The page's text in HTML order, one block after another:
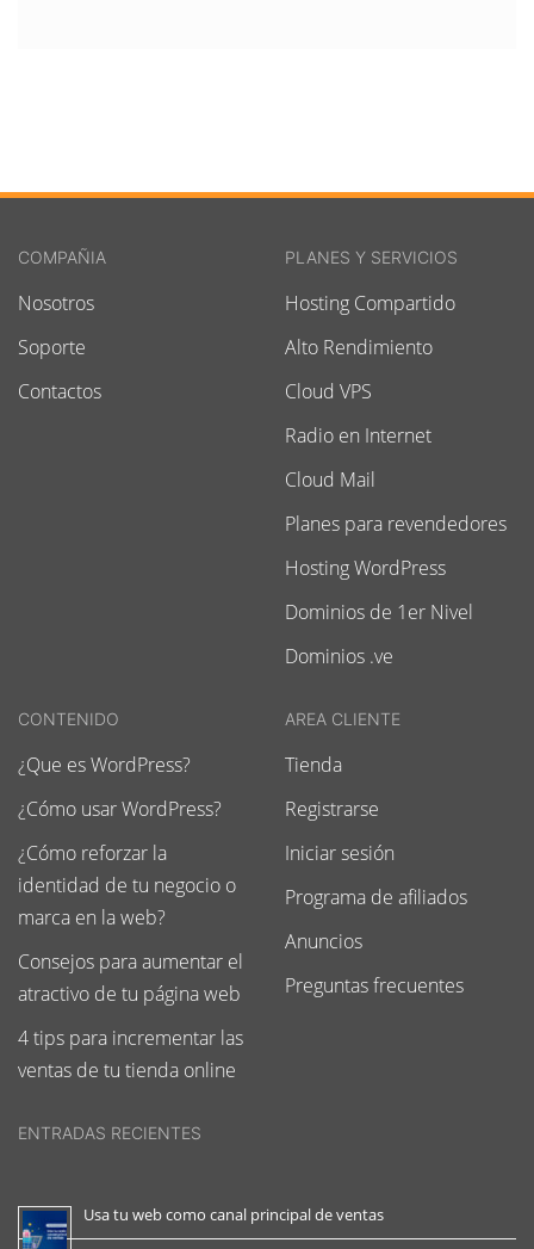
COMPAÑIA
Nosotros
Soporte
Contactos
PLANES Y SERVICIOS
Hosting Compartido
Alto Rendimiento
Cloud VPS
Radio en Internet
Cloud Mail
Planes para revendedores
Hosting WordPress
Dominios de 1er Nivel
Dominios .ve
CONTENIDO
¿Que es WordPress?
¿Cómo usar WordPress?
¿Cómo reforzar la
identidad de tu negocio o
marca en la web?
Consejos para aumentar el
atractivo de tu página web
4 tips para incrementar las
ventas de tu tienda online
AREA CLIENTE
Tienda
Registrarse
Iniciar sesión
Programa de afiliados
Anuncios
Preguntas frecuentes
ENTRADAS RECIENTES
Usa tu web como canal principal de ventas